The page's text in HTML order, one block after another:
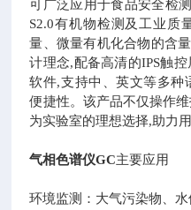
可广泛应用于食品安全检
S2.0有机物检测及工业质
量、微量有机化合物的含
计理念,配备高清的IPS触
软件,支持中、英文等多种
便捷性。该产品不仅操作
为实验室的理想选择,助力
气相色谱仪GC主要应用
环境监测：大气污染物、